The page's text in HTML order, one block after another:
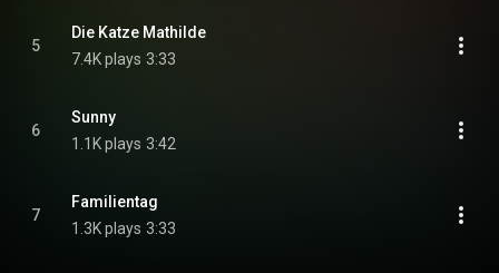
5
Die Katze Mathilde
7.4K plays 3:33
6
Sunny
1.1K plays 3:42
7
Familientag
1.3K plays 3:33